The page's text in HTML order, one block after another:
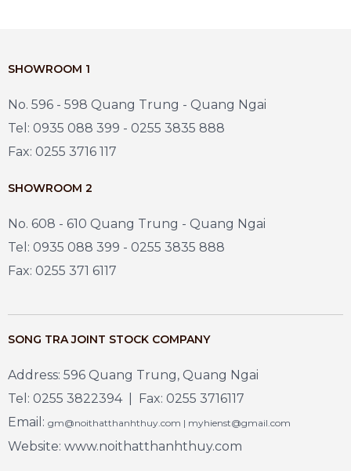
SHOWROOM 1
No. 596 - 598 Quang Trung - Quang Ngai
Tel: 0935 088 399 - 0255 3835 888
Fax: 0255 3716 117
SHOWROOM 2
No. 608 - 610 Quang Trung - Quang Ngai
Tel: 0935 088 399 - 0255 3835 888
Fax: 0255 371 6117
SONG TRA JOINT STOCK COMPANY
Address: 596 Quang Trung, Quang Ngai
Tel: 0255 3822394 | Fax: 0255 3716117
Email: gm@noithatthanhthuy.com | myhienst@gmail.com
Website: www.noithatthanhthuy.com